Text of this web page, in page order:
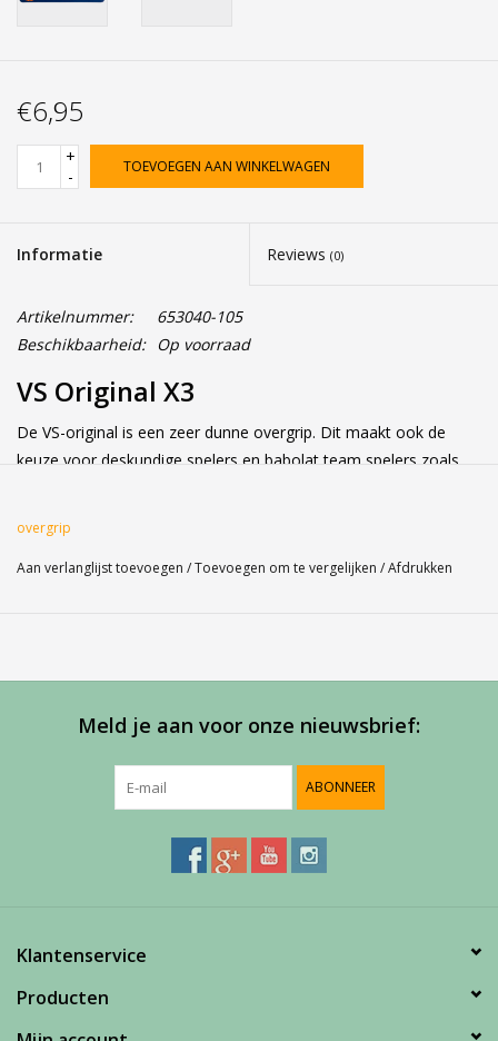
€6,95
+
-
TOEVOEGEN AAN WINKELWAGEN
Informatie Reviews (0)
Artikelnummer:
653040-105
Beschikbaarheid: Op voorraad
VS Original X3
De VS-original is een zeer dunne overgrip. Dit maakt ook de
keuze voor deskundige spelers en babolat team spelers zoals
Het is een 3-pack verkrijgbaar in verschillende kleuren.
overgrip
Aan verlanglijst toevoegen /Toevoegen om te vergelijken /Afdrukken
Meld je aan voor onze nieuwsbrief:
ABONNEER
Klantenservice
Producten